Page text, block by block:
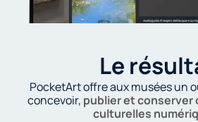
Le
PocketArt offre aux musées un
concevoir, publier et conserver
culturelles